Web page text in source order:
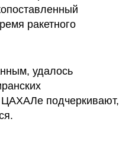
ракетного
удалось
ЦАХАЛе подчеркивают,